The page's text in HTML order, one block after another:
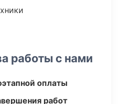
работы с нами
оплаты
работ